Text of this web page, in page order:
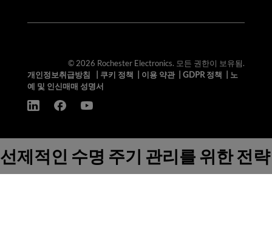
© 2026 Rochester Electronics. 모든 권한이 보유됨.
개인정보취급방침
쿠키 정책 이용 약관| GDPR 정책
노
예 및 인신매매 성명서
선제적인 수명 주기 관리를 위한 전략